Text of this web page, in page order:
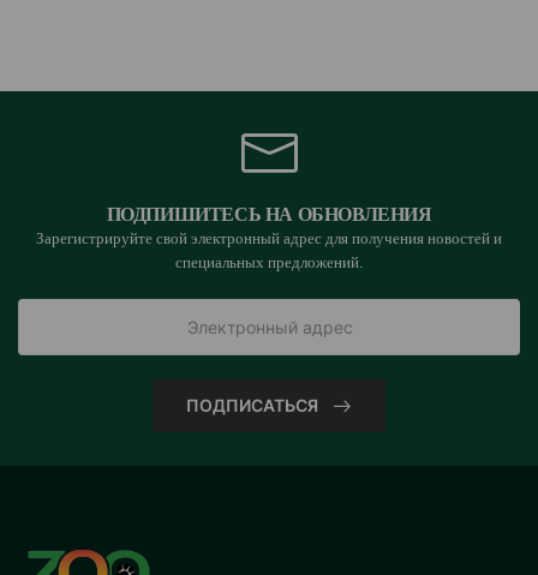
ПОДПИШИТЕСЬ НА ОБНОВЛЕНИЯ
Зарегистрируйте свой электронный адрес для получения новостей и
специальных предложений.
ПОДПИСАТЬСЯ